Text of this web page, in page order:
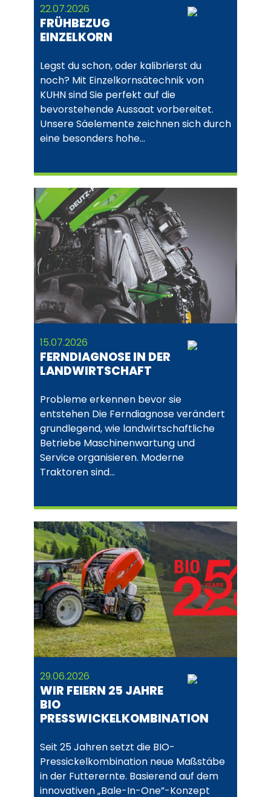
22.07.2026
FRÜHBEZUG
EINZELKORN
Legst du schon, oder kalibrierst du
noch? Mit Einzelkornsätechnik von
KUHN sind Sie perfekt auf die
bevorstehende Aussaat vorbereitet.
Unsere Säelemente zeichnen sich durch
eine besonders hohe…
15.07.2026
FERNDIAGNOSE IN DER
LANDWIRTSCHAFT
Probleme erkennen bevor sie
entstehen Die Ferndiagnose verändert
grundlegend, wie landwirtschaftliche
Betriebe Maschinenwartung und
Service organisieren. Moderne
Traktoren sind…
29.06.2026
WIR FEIERN 25 JAHRE
BIO
PRESSWICKELKOMBINATION
Seit 25 Jahren setzt die BIO-
Pressickelkombination neue Maßstäbe
in der Futterernte. Basierend auf dem
innovativen „Bale-In-One”-Konzept